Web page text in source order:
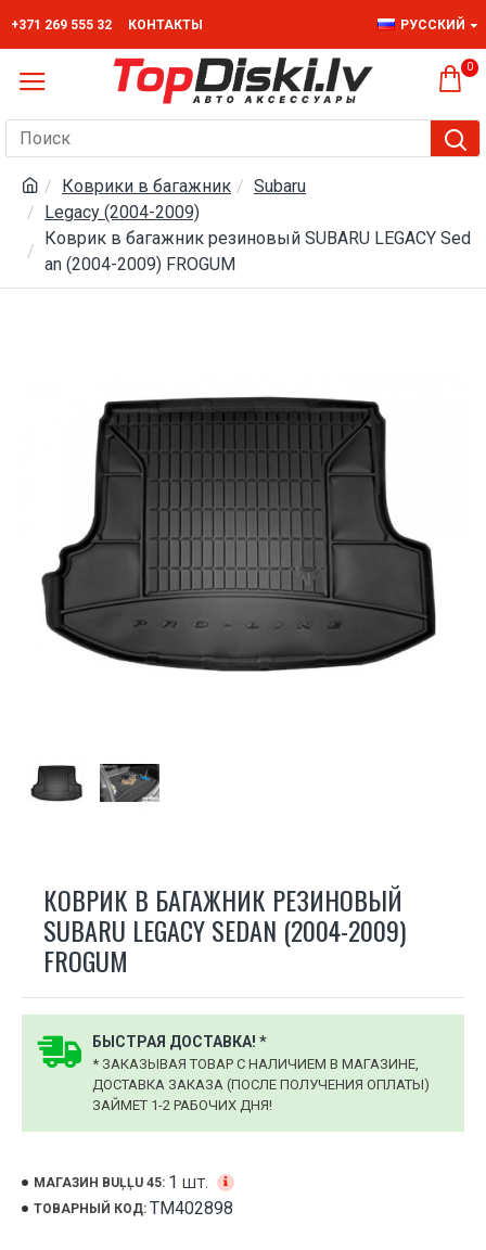
+371 269 555 32 КОНТАКТЫ РУССКИЙ
0
Коврики в багажник
Subaru
Legacy (2004-2009)
Коврик в багажник резиновый SUBARU LEGACY Sed
an (2004-2009) FROGUM
КОВРИК В БАГАЖНИК РЕЗИНОВЫЙ
SUBARU LEGACY SEDAN (2004-2009)
FROGUM
БЫСТРАЯ ДОСТАВКА! *
* ЗАКАЗЫВАЯ ТОВАР С НАЛИЧИЕМ В МАГАЗИНЕ,
ДОСТАВКА ЗАКАЗА (ПОСЛЕ ПОЛУЧЕНИЯ ОПЛАТЫ)
ЗАЙМЕТ 1-2 РАБОЧИХ ДНЯ!
МАГАЗИН BUĻĻU 45: 1 ШТ.
ТОВАРНЫЙ КОД: TM402898